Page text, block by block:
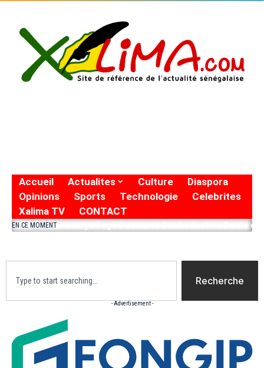
Accueil Actualites Culture
Diaspora
Opinions
Sports Technologie
Celebrites
Xalima TV
CONTACT
EN CE MOMENTDiomaye FayeOusmane SonkoJustice2eme
Recherche
- Advertisement -